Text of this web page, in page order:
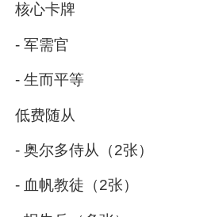
核心卡牌
- 军需官
- 生而平等
低费随从
- 奥尔多侍从（2张）
- 血帆教徒（2张）